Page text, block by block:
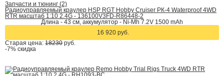
Запчасти и тюнинг (2)
Радиоуправляемый краулер HSP RGT Hobby Cruiser РК-4 Waterproof 4WD
RTR масштаб 1:10 2.4G - 136100V3FD-R86448-2
Длина - 43 см, аккумулятор - Ni-Mh 7.2V 1500 mAh
16 920 руб.
Старая цена: 18230 руб.
-7% скидка